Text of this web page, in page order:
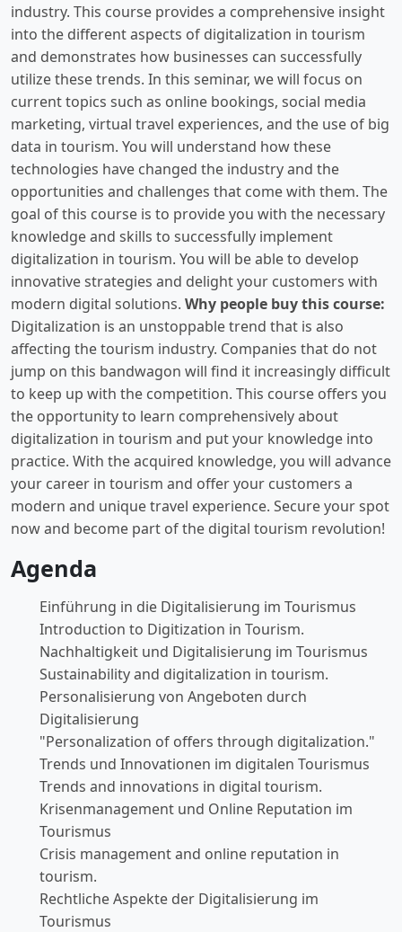
industry. This course provides a comprehensive insight
into the different aspects of digitalization in tourism
and demonstrates how businesses can successfully
utilize these trends. In this seminar, we will focus on
current topics such as online bookings, social media
marketing, virtual travel experiences, and the use of big
data in tourism. You will understand how these
technologies have changed the industry and the
opportunities and challenges that come with them. The
goal of this course is to provide you with the necessary
knowledge and skills to successfully implement
digitalization in tourism. You will be able to develop
innovative strategies and delight your customers with
modern digital solutions. Why people buy this course:
Digitalization is an unstoppable trend that is also
affecting the tourism industry. Companies that do not
jump on this bandwagon will find it increasingly difficult
to keep up with the competition. This course offers you
the opportunity to learn comprehensively about
digitalization in tourism and put your knowledge into
practice. With the acquired knowledge, you will advance
your career in tourism and offer your customers a
modern and unique travel experience. Secure your spot
now and become part of the digital tourism revolution!
Agenda
Einführung in die Digitalisierung im Tourismus
Introduction to Digitization in Tourism.
Nachhaltigkeit und Digitalisierung im Tourismus
Sustainability and digitalization in tourism.
Personalisierung von Angeboten durch
Digitalisierung
"Personalization of offers through digitalization."
Trends und Innovationen im digitalen Tourismus
Trends and innovations in digital tourism.
Krisenmanagement und Online Reputation im
Tourismus
Crisis management and online reputation in
tourism.
Rechtliche Aspekte der Digitalisierung im
Tourismus